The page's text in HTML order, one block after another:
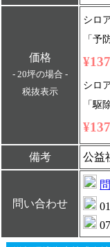
価格
- 20坪の場合 -
税抜表示
シロ
「予
シロ
「駆
備考 公益
問い合わせ